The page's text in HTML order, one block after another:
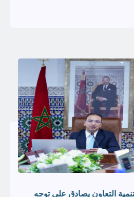
التعاون يصادق على توجه